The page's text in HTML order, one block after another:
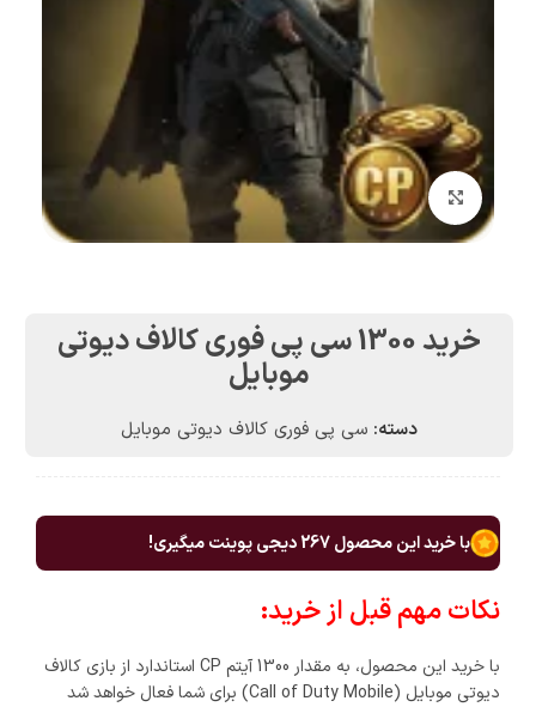
بزرگنمایی تصویر
خرید 1300 سی پی فوری کالاف دیوتی
موبایل
دسته: سی پی فوری کالاف دیوتی موبایل
با خرید این محصول267دیجی پوینت میگیری!
نکات مهم قبل از خرید:
با خرید این محصول، به مقدار 1300 آیتم CP استاندارد از بازی کالاف
دیوتی موبایل (Call of Duty Mobile) برای شما فعال خواهد شد